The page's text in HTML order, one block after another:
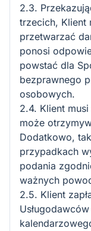
2.3.
trzecich, Klient
przetwarzać
ponosi
powstać dla
bezprawnego
osobowych.
2.4. Klient
może
Dodatkowo,
przypadkach
podania
ważnych
2.5. Klient